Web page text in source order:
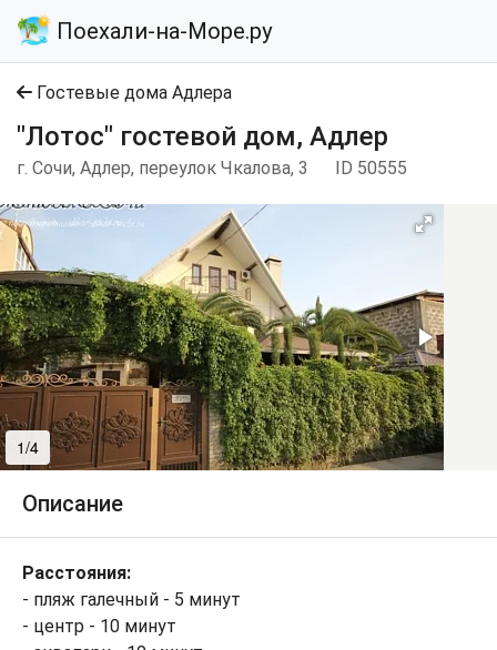
Поехали-на-Море.ру
Гостевые дома Адлера
"Лотос" гостевой дом, Адлер
г. Сочи, Адлер, переулок Чкалова, 3 ID 50555
1/4
Описание
Расстояния:
- пляж галечный - 5 минут
- центр - 10 минут